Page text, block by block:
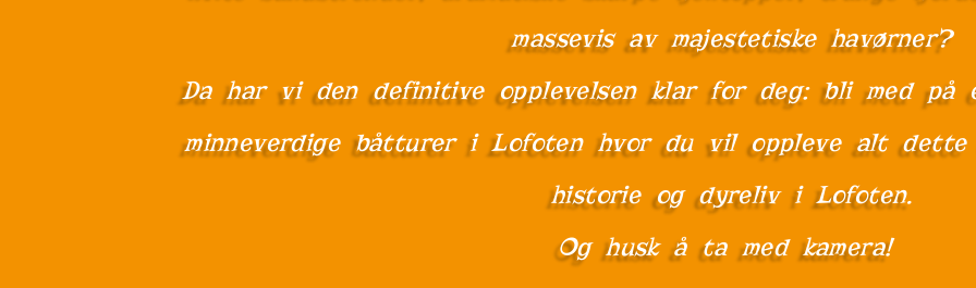
massevis av majestetiske havørner?
Da har vi den definitive opplevelsen klar for deg: bli med på
minneverdige båtturer i Lofoten hvor du vil oppleve alt
historie og dyreliv i Lofoten.
Og husk å ta med kamera!